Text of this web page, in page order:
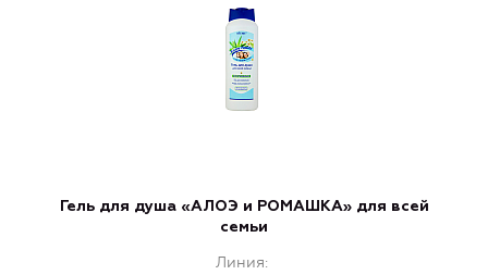
Гель для душа «АЛОЭ и РОМАШКА» для всей
семьи
Линия